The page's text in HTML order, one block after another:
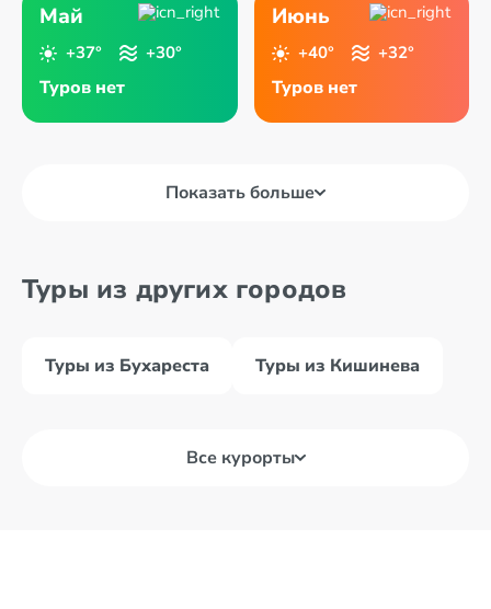
Май
+37° +30°
Туров нет
Июнь
+40° +32°
Туров нет
Показать больше
Туры из других городов
Туры из Бухареста Туры из Кишинева
Все курорты